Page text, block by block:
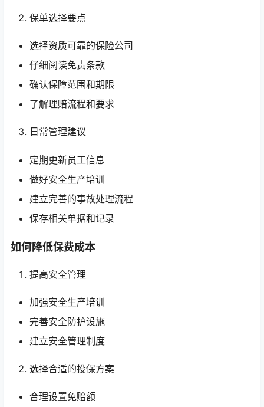
保单选择要点
选择资质可靠的保险公司
仔细阅读免责条款
确认保障范围和期限
了解理赔流程和要求
日常管理建议
定期更新员工信息
做好安全生产培训
建立完善的事故处理流程
保存相关单据和记录
如何降低保费成本
提高安全管理
加强安全生产培训
完善安全防护设施
建立安全管理制度
选择合适的投保方案
合理设置免赔额